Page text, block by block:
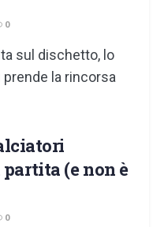
0
sul dischetto, lo
prende la rincorsa
(e non è
0